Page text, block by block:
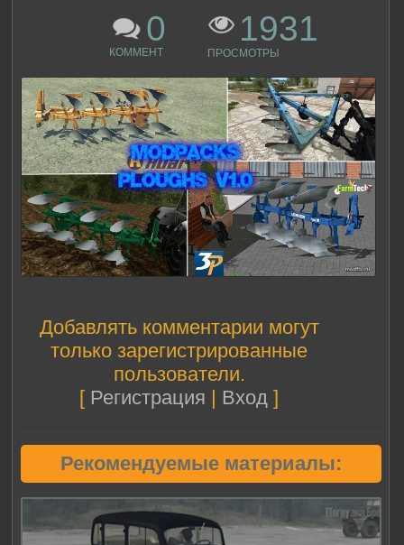
0
КОММЕНТ
1931
ПРОСМОТРЫ
Добавлять комментарии могут
только зарегистрированные
пользователи.
[ Регистрация | Вход ]
Рекомендуемые материалы: